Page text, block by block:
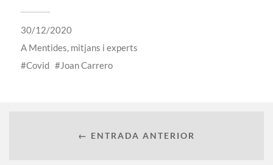
30/12/2020
A Mentides, mitjans i experts
Covid
Joan Carrero
← ENTRADA ANTERIOR